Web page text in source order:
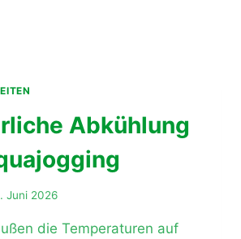
Abkühlung
Juni 2026
die Temperaturen auf